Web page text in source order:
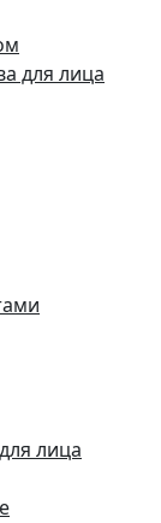
для лица
лица